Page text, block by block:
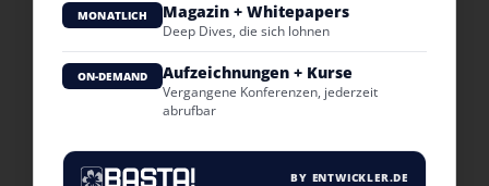
MONATLICH Magazin + Whitepapers
Deep Dives, die sich lohnen
ON-DEMAND Aufzeichnungen + Kurse
Vergangene Konferenzen, jederzeit
abrufbar
BY ENTWICKLER.DE